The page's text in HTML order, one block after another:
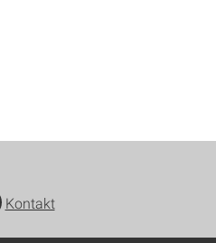
Kontakt